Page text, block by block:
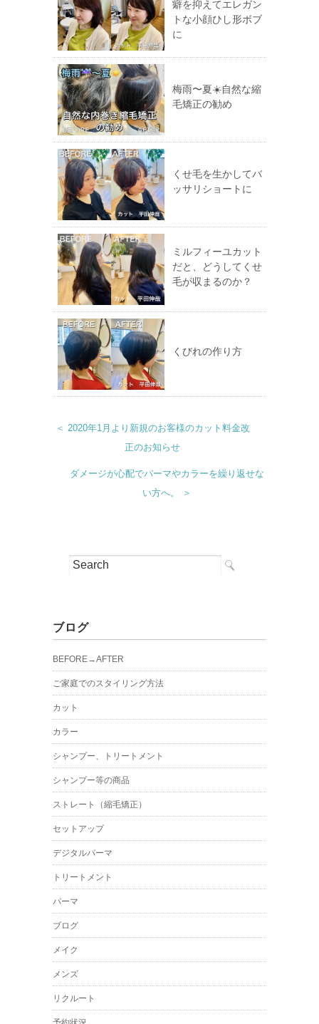
癖を抑えてエレガン
トな小顔ひし形ボブ
に
梅雨〜夏☀️自然な縮
毛矯正の勧め
くせ毛を生かしてバ
ッサリショートに
ミルフィーユカット
だと、どうしてくせ
毛が収まるのか？
くびれの作り方
＜ 2020年1月より新規のお客様のカット料金改
正のお知らせ
ダメージが心配でパーマやカラーを繰り返せな
い方へ。 ＞
ブログ
BEFORE→AFTER
ご家庭でのスタイリング方法
カット
カラー
シャンプー、トリートメント
シャンプー等の商品
ストレート（縮毛矯正）
セットアップ
デジタルパーマ
トリートメント
パーマ
ブログ
メイク
メンズ
リクルート